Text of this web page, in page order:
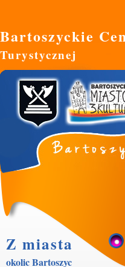
Bartoszyckie
Turystycznej
Z miasta
okolic Bartoszyc